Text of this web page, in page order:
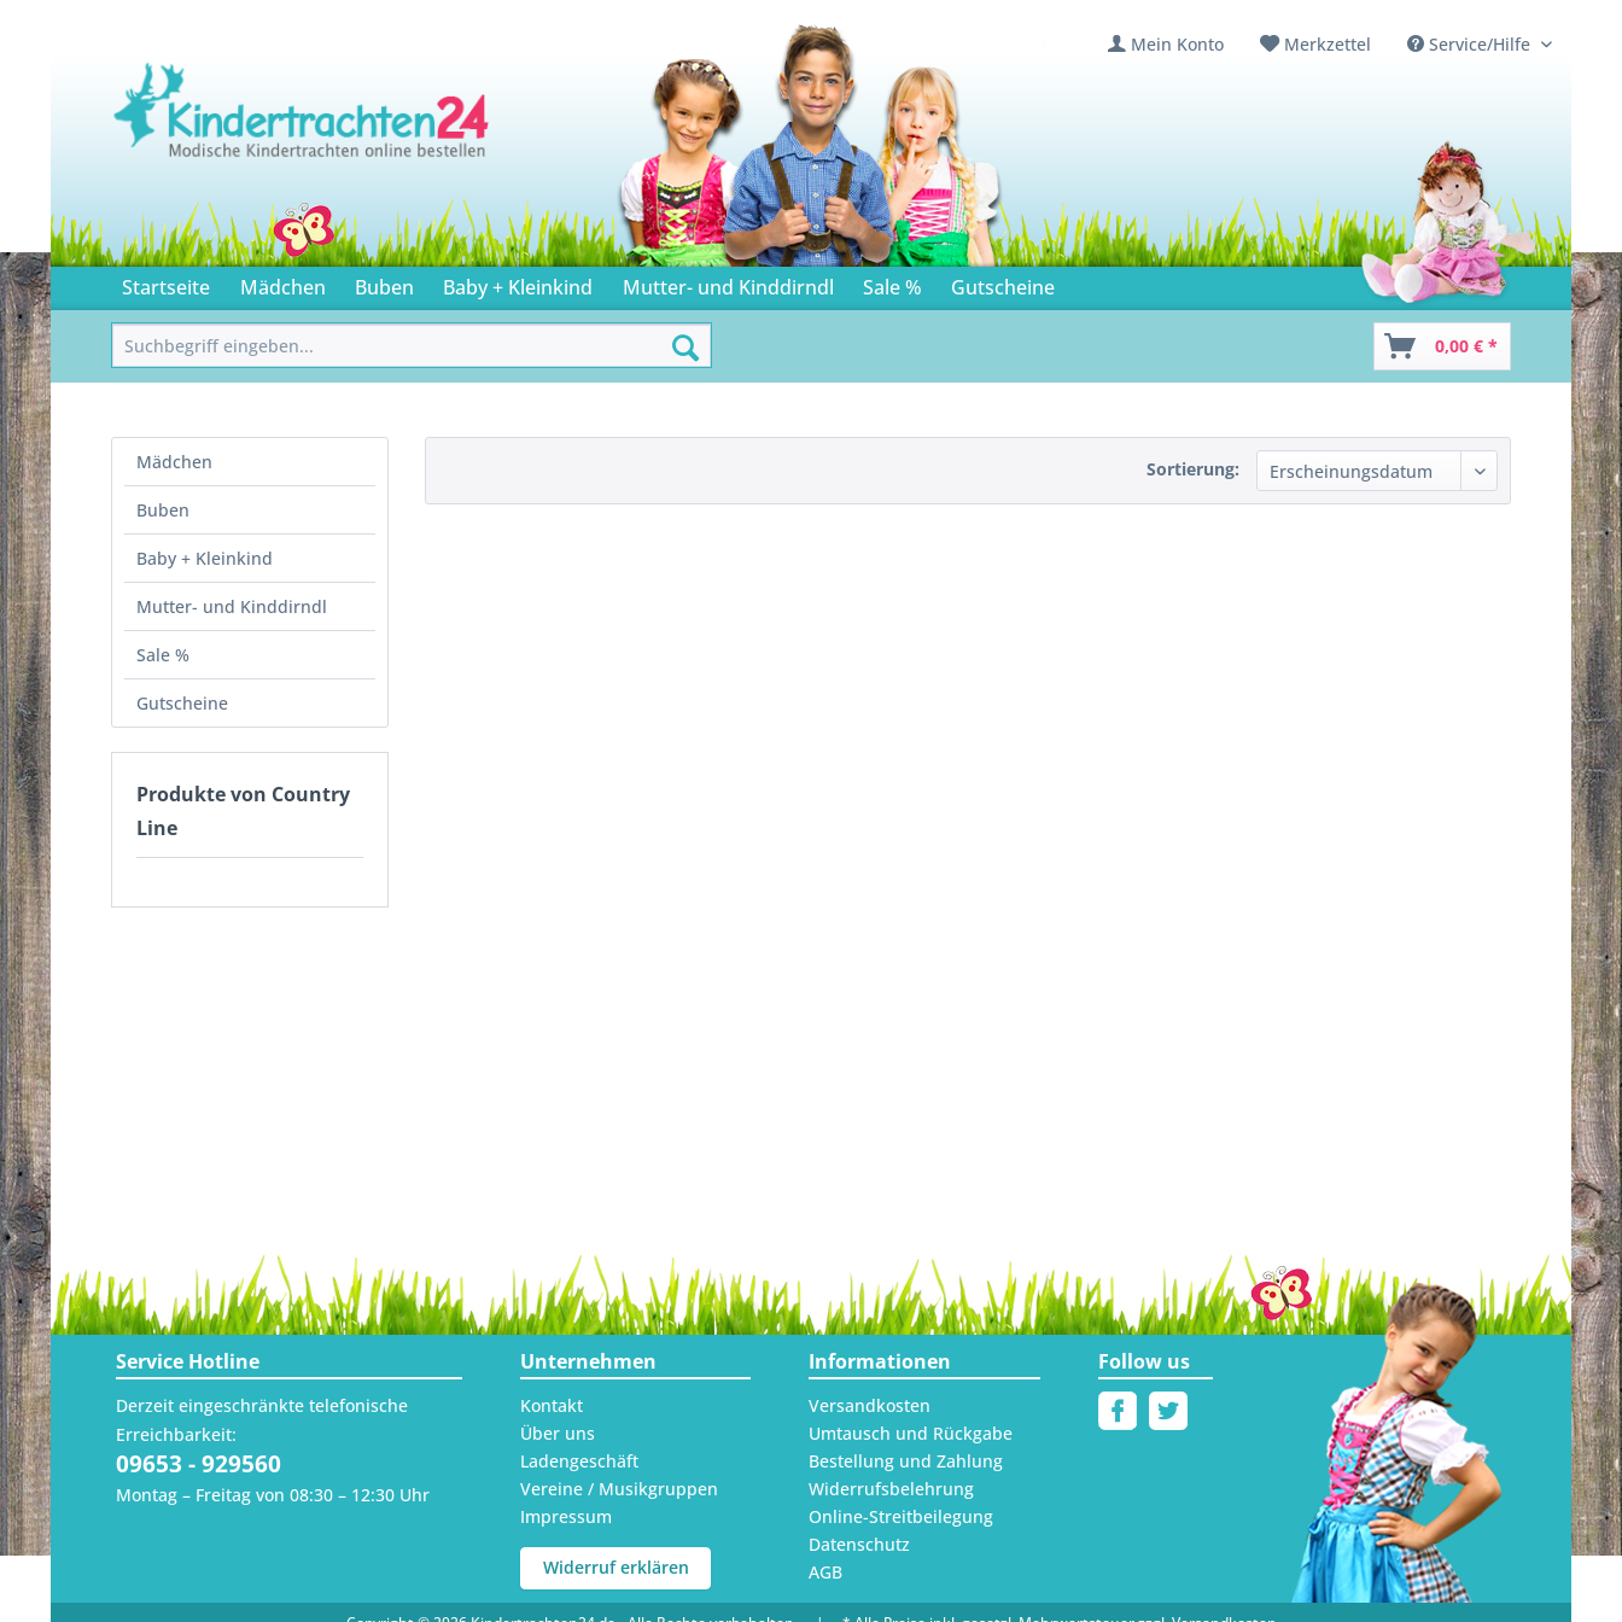
Mein Konto Merkzettel Service/Hilfe
Startseite Mädchen Buben Baby + Kleinkind Mutter- und Kinddirndl Sale % Gutscheine
0,00 € *
Mädchen
Buben
Baby + Kleinkind
Mutter- und Kinddirndl
Sale %
Gutscheine
Produkte von Country
Line
Sortierung:
Service Hotline
Derzeit eingeschränkte telefonische
Erreichbarkeit:
09653 - 929560
Montag – Freitag von 08:30 – 12:30 Uhr
Unternehmen
Kontakt
Über uns
Ladengeschäft
Vereine / Musikgruppen
Impressum
Widerruf erklären
Informationen
Versandkosten
Umtausch und Rückgabe
Bestellung und Zahlung
Widerrufsbelehrung
Online-Streitbeilegung
Datenschutz
AGB
Follow us